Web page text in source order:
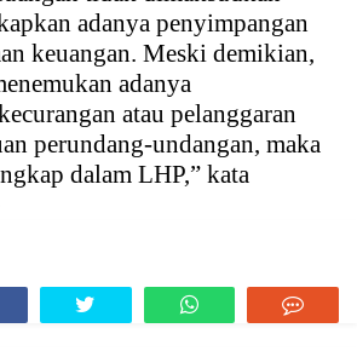
adanya penyimpangan
keuangan. Meski demikian,
adanya
atau pelanggaran
perundang-undangan, maka
dalam LHP,” kata